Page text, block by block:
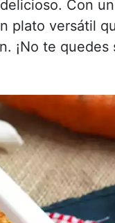
Con
plato versátil
¡No te quedes